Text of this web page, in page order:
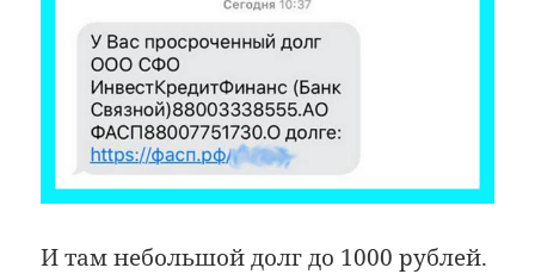
И там небольшой долг до 1000 рублей.